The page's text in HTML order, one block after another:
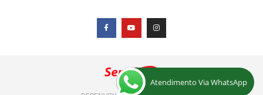
Atendimento Via WhatsApp